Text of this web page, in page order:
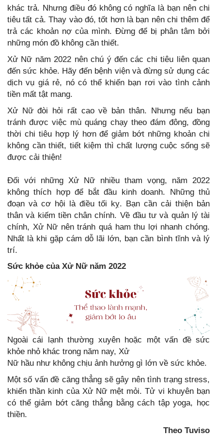
khác trả. Nhưng điều đó không có nghĩa là bạn nên chi
tiêu tất cả. Thay vào đó, tốt hơn là bạn nên chi thêm để
trả các khoản nợ của mình. Đừng để bị phân tâm bởi
những món đồ không cần thiết.
Xử Nữ năm 2022 nên chú ý đến các chi tiêu liên quan
đến sức khỏe. Hãy đến bệnh viện và đừng sử dụng các
dịch vụ giá rẻ, nó có thể khiến bạn rơi vào tình cảnh
tiền mất tật mang.
Xử Nữ đòi hỏi rất cao về bản thân. Nhưng nếu bạn
tránh được việc mù quáng chạy theo đám đông, đồng
thời chi tiêu hợp lý hơn để giảm bớt những khoản chi
không cần thiết, tiết kiệm thì chất lượng cuộc sống sẽ
được cải thiện!
Đối với những Xử Nữ nhiều tham vọng, năm 2022
không thích hợp để bắt đầu kinh doanh. Những thủ
đoạn và cơ hội là điều tối kỵ. Bạn cần cải thiện bản
thân và kiếm tiền chân chính. Về đầu tư và quản lý tài
chính, Xử Nữ nên tránh quá ham thu lợi nhanh chóng.
Nhất là khi gặp cám dỗ lãi lớn, bạn cần bình tĩnh và lý
trí.
Sức khỏe của Xử Nữ năm 2022
Ngoài cái lạnh thường xuyên hoặc một vấn đề sức
khỏe nhỏ khác trong năm nay, Xử
Nữ hầu như không chịu ảnh hưởng gì lớn về sức khỏe.
Một số vấn đề căng thẳng sẽ gây nên tình trạng stress,
khiến thần kinh của Xử Nữ mệt mỏi. Tử vi khuyên bạn
có thể giảm bớt căng thẳng bằng cách tập yoga, học
thiền.
Theo Tuviso